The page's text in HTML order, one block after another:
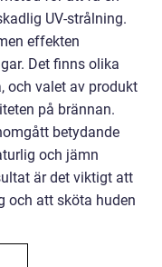
UV-strålning.
effekten
Det finns olika
och valet av produkt
på brännan.
betydande
och jämn
är det viktigt att
och att sköta huden